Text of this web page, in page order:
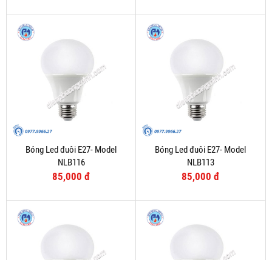
Bóng Led đuôi E27- Model
NLB116
85,000 đ
Bóng Led đuôi E27- Model
NLB113
85,000 đ